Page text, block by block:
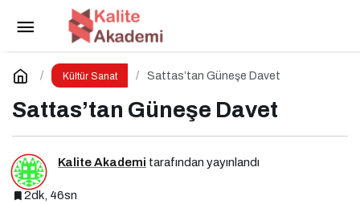
Kültür Sanat Sattas’tan Güneşe Davet
Sattas’tan Güneşe Davet
Kalite Akademi tarafından yayınlandı
2dk, 46sn
TLC, Ağustos Ayında Filmseverlere Sinema
Dolu Akşamlar Sunuyor
Yorum Yap